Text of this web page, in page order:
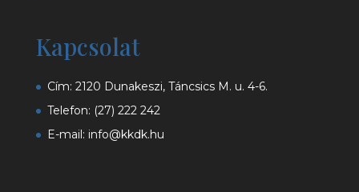
Kapcsolat
Cím: 2120 Dunakeszi, Táncsics M. u. 4-6.
Telefon: (27) 222 242
E-mail: info@kkdk.hu